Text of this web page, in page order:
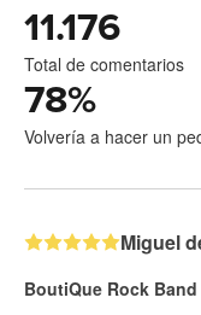
11.176
Total de comentarios
78%
Volvería a hacer un
Miguel
BoutiQue Rock Band